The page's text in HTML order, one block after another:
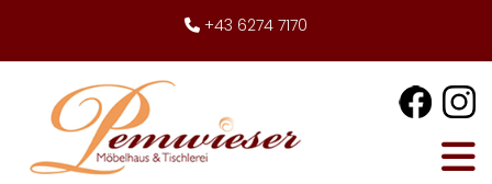
 +43 6274 7170